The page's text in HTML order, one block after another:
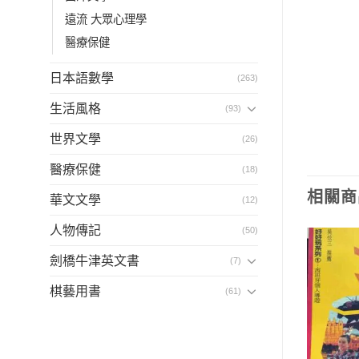
遠流 大眾心理學
醫療保健
日本語數學 (263)
生活風格 (93)
世界文學 (26)
醫療保健 (18)
華文文學 (12)
人物傳記 (50)
劍橋牛津英文書 (7)
棋藝用書 (61)
相關